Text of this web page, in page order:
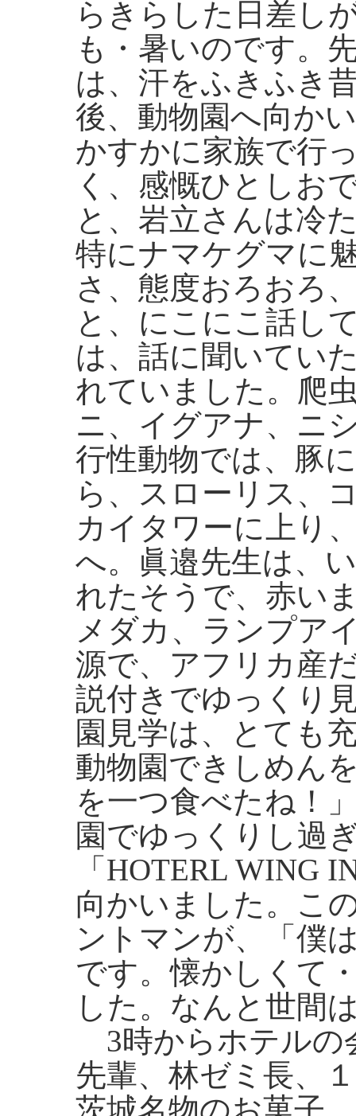
らきらした日差し
も・暑いのです。
は、汗をふきふき
後、動物園へ向か
かすかに家族で行
く、感慨ひとしお
と、岩立さんは冷
特にナマケグマに
さ、態度おろおろ
と、にこにこ話し
は、話に聞いてい
れていました。爬
ニ、イグアナ、ニ
行性動物では、豚
ら、スローリス、
カイタワーに上り
へ。眞邉先生は、
れたそうで、赤い
メダカ、ランプア
源で、アフリカ産
説付きでゆっくり
園見学は、とても
動物園できしめん
を一つ食べたね！
園でゆっくりし過
「HOTERL WING
向かいました。こ
ントマンが、「僕
です。懐かしくて
した。なんと世間
3時からホテルの
先輩、林ゼミ長、